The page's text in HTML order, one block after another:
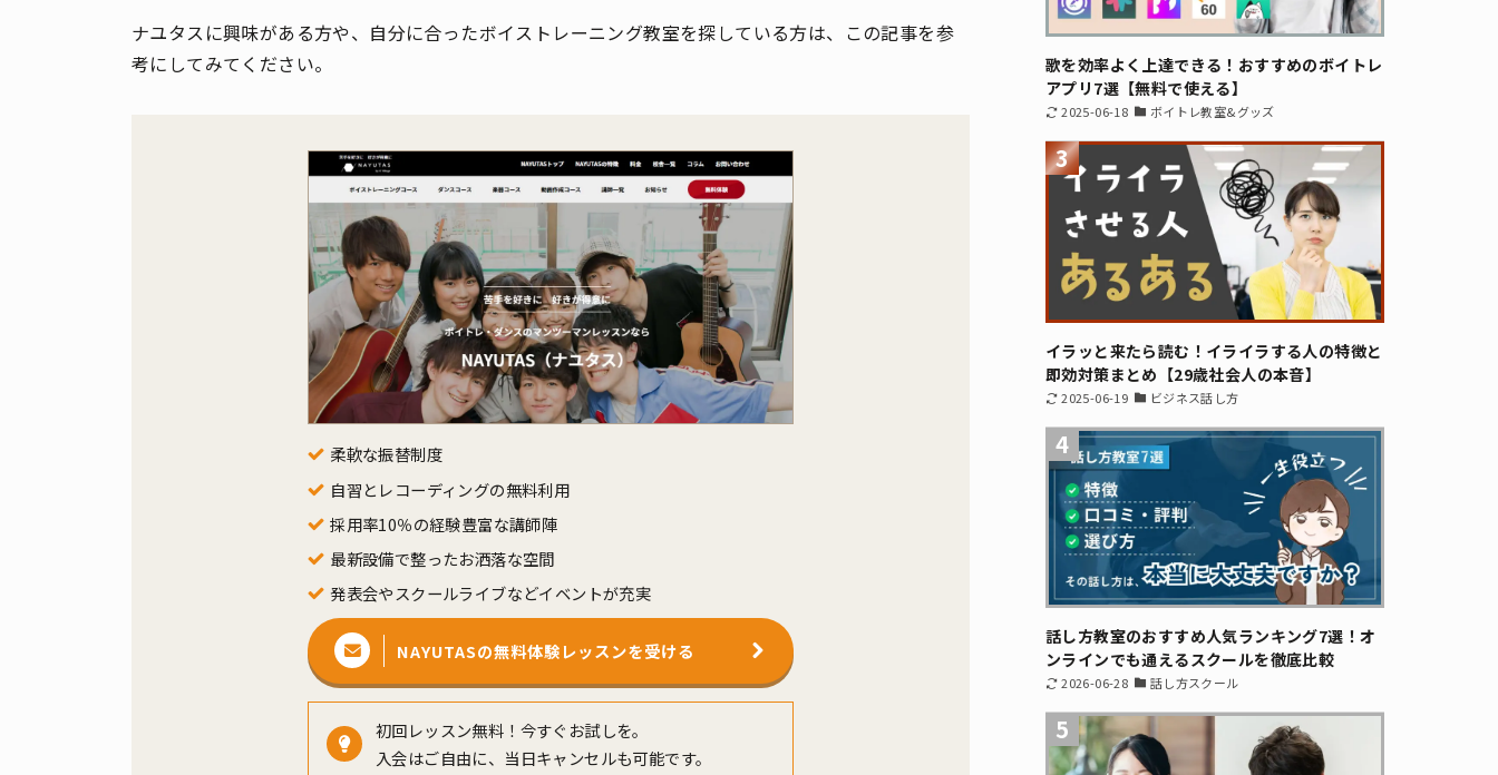
ナユタスに興味がある方や、自分に合ったボイストレーニング教室を探している方は、この記事を参
考にしてみてください。
柔軟な振替制度
自習とレコーディングの無料利用
採用率10％の経験豊富な講師陣
最新設備で整ったお洒落な空間
発表会やスクールライブなどイベントが充実
NAYUTASの無料体験レッスンを受ける
初回レッスン無料！今すぐお試しを。
入会はご自由に、当日キャンセルも可能です。
歌を効率よく上達できる！おすすめのボイトレ
アプリ7選【無料で使える】
2025-06-18 ボイトレ教室&グッズ
3
イラッと来たら読む！イライラする人の特徴と
即効対策まとめ【29歳社会人の本音】
2025-06-19 ビジネス話し方
4
話し方教室のおすすめ人気ランキング7選！オ
ンラインでも通えるスクールを徹底比較
2026-06-28 話し方スクール
5